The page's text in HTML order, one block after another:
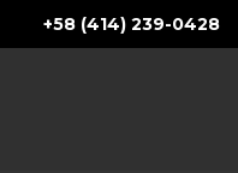
+58 (414) 239-0428